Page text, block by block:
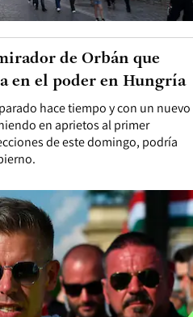
hace tiempo y con un nuevo
en aprietos al primer
de este domingo, podría
de Orbán que
en el poder en Hungría